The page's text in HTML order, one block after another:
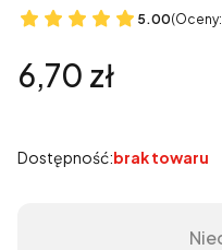
5.00
Cena
6,70 zł
Dostępność:brak towaru